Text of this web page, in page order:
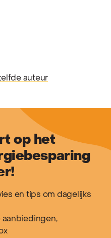
auteur
op het
en tips om dagelijks
aanbiedingen,